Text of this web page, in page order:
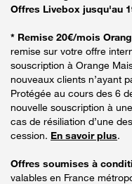
Offres Livebox jusqu'au
* Remise 20€/mois
remise sur votre offre
souscription à Orange
nouveaux clients n’ayant
Protégée au cours des 6
nouvelle souscription à
cas de résiliation d’une
cession. En savoir plus.
Offres soumises à
valables en France